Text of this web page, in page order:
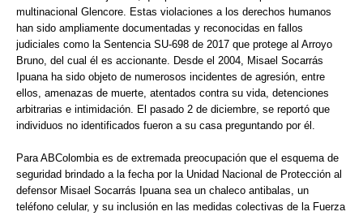
multinacional Glencore. Estas violaciones a los derechos humanos
han sido ampliamente documentadas y reconocidas en fallos
judiciales como la Sentencia SU-698 de 2017 que protege al Arroyo
Bruno, del cual él es accionante. Desde el 2004, Misael Socarrás
Ipuana ha sido objeto de numerosos incidentes de agresión, entre
ellos, amenazas de muerte, atentados contra su vida, detenciones
arbitrarias e intimidación. El pasado 2 de diciembre, se reportó que
individuos no identificados fueron a su casa preguntando por él.
Para ABColombia es de extremada preocupación que el esquema de
seguridad brindado a la fecha por la Unidad Nacional de Protección al
defensor Misael Socarrás Ipuana sea un chaleco antibalas, un
teléfono celular, y su inclusión en las medidas colectivas de la Fuerza